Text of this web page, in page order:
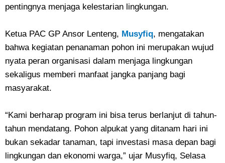
pentingnya menjaga kelestarian lingkungan.
Ketua PAC GP Ansor Lenteng, Musyfiq, mengatakan
bahwa kegiatan penanaman pohon ini merupakan wujud
nyata peran organisasi dalam menjaga lingkungan
sekaligus memberi manfaat jangka panjang bagi
masyarakat.
“Kami berharap program ini bisa terus berlanjut di tahun-
tahun mendatang. Pohon alpukat yang ditanam hari ini
bukan sekadar tanaman, tapi investasi masa depan bagi
lingkungan dan ekonomi warga,” ujar Musyfiq, Selasa